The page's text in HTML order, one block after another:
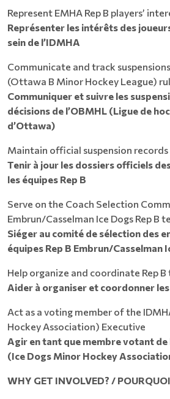
Represent EMHA Rep B players’
Représenter les intérêts des
sein de l’IDMHA
Communicate and track
(Ottawa B Minor Hockey League)
Communiquer et suivre les
décisions de l’OBMHL (Ligue de
d’Ottawa)
Maintain official suspension records
Tenir à jour les dossiers officiels
les équipes Rep B
Serve on the Coach Selection
Embrun/Casselman Ice Dogs Rep B
Siéger au comité de sélection des
équipes Rep B Embrun/Casselman
Help organize and coordinate Rep
Aider à organiser et coordonner
Act as a voting member of the
Hockey Association) Executive
Agir en tant que membre votant de
(Ice Dogs Minor Hockey
WHY GET INVOLVED? /